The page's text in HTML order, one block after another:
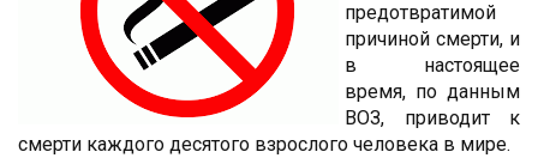
предотвратимой
причиной смерти, и
в настоящее
время, по данным
ВОЗ, приводит к
смерти каждого десятого взрослого человека в мире.